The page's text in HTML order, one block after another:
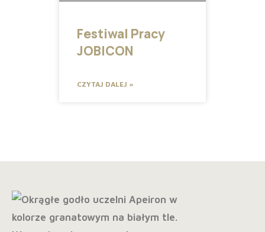
Festiwal Pracy
JOBICON
CZYTAJ DALEJ »